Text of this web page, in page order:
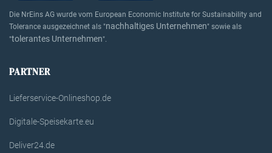
Die NrEins AG wurde vom European Economic Institute for Sustainability and
Tolerance ausgezeichnet als "nachhaltiges Unternehmen" sowie als
"tolerantes Unternehmen".
PARTNER
Lieferservice-Onlineshop.de
Digitale-Speisekarte.eu
Deliver24.de